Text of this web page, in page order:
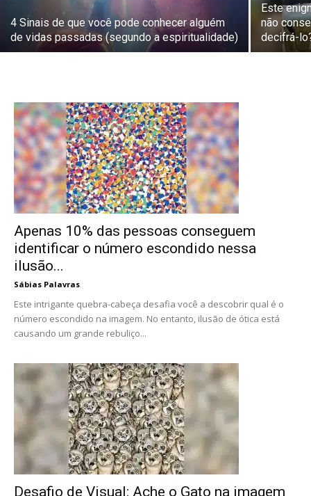
4 Sinais de que você pode conhecer alguém
de vidas passadas (segundo a espiritualidade)
Este
não
decifrá-
Apenas 10% das pessoas conseguem
identificar o número escondido nessa
ilusão...
Sábias Palavras
Este intrigante quebra-cabeça desafia você a descobrir qual é o
número escondido na imagem. No entanto, ilusão de ótica está
causando um grande rebuliço...
Desafio de Visual: Ache o Gato na imagem